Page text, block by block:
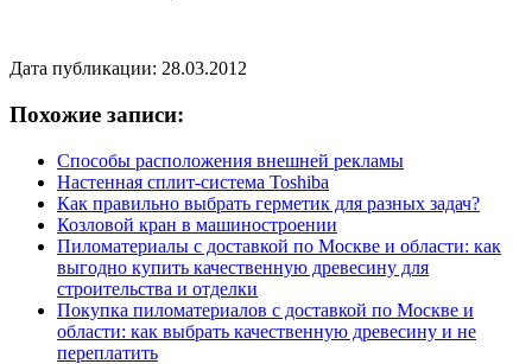
Дата публикации: 28.03.2012
Похожие записи:
Способы расположения внешней рекламы
Настенная сплит-система Toshiba
Как правильно выбрать герметик для разных задач?
Козловой кран в машиностроении
Пиломатериалы с доставкой по Москве и области: как
выгодно купить качественную древесину для
строительства и отделки
Покупка пиломатериалов с доставкой по Москве и
области: как выбрать качественную древесину и не
переплатить